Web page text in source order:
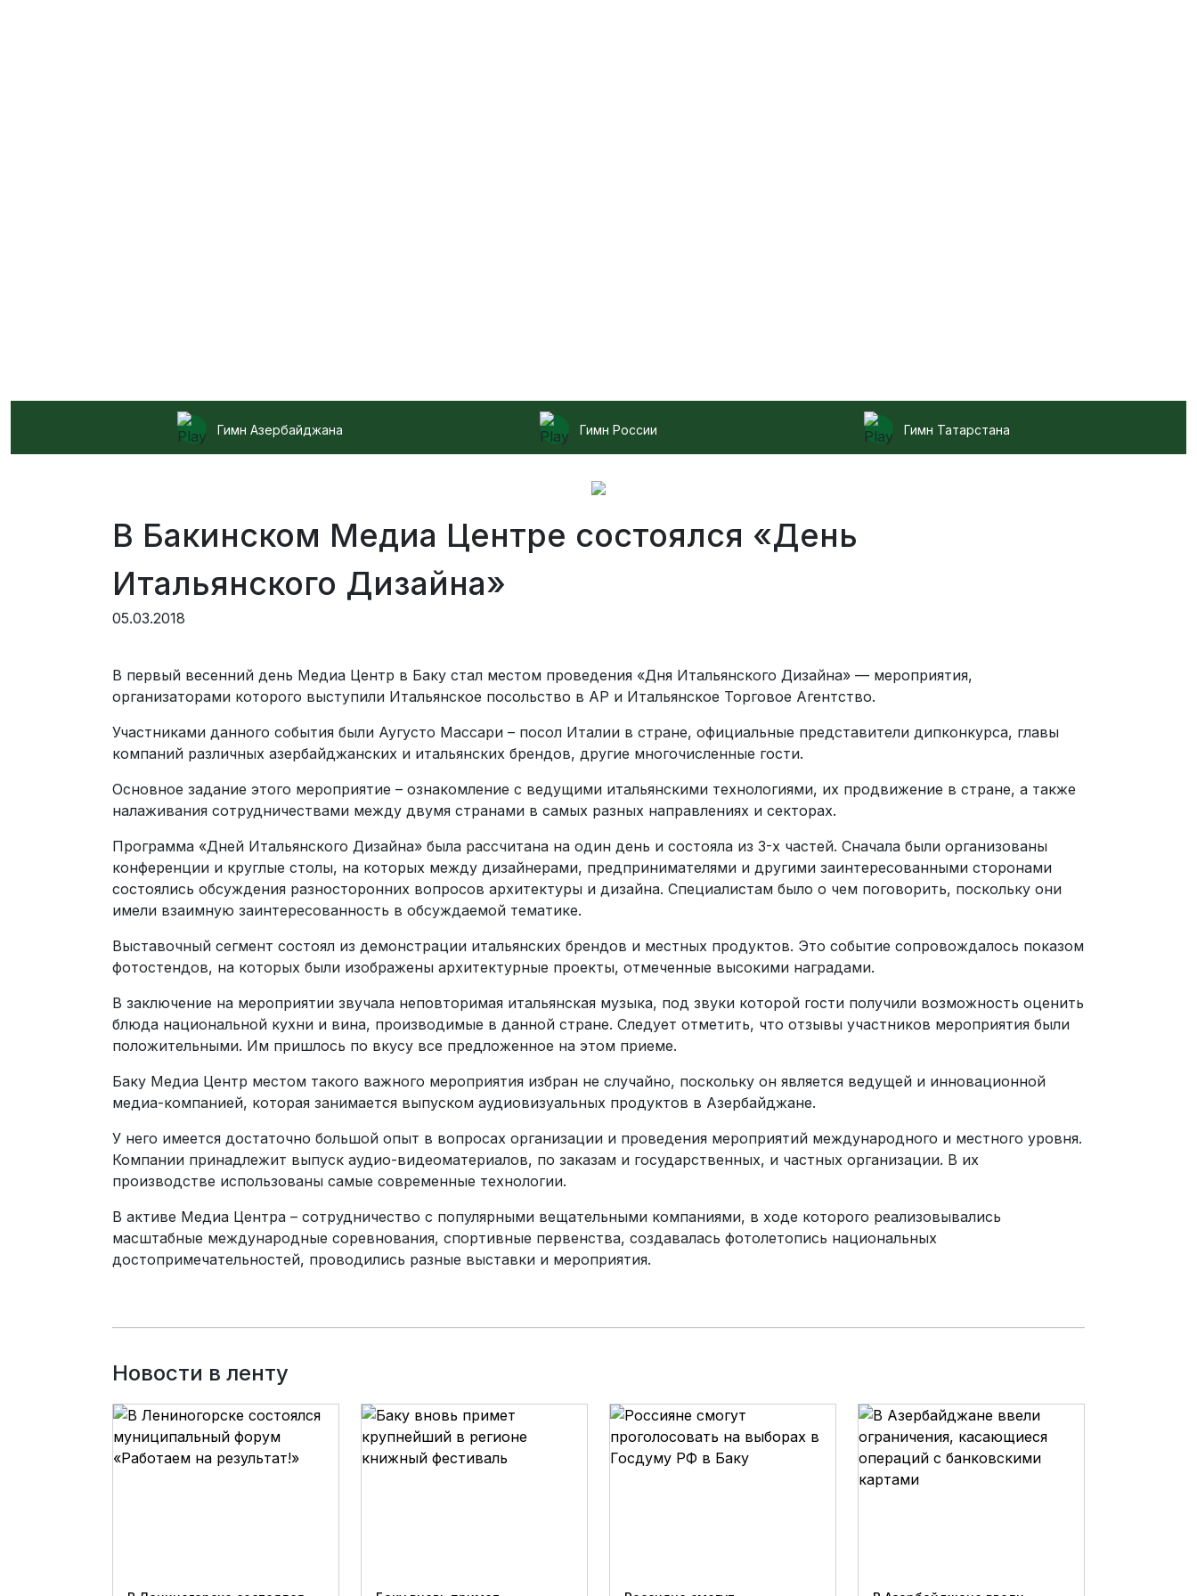
Гимн Азербайджана Гимн России Гимн Татарстана
В Бакинском Медиа Центре состоялся «День
Итальянского Дизайна»
05.03.2018
В первый весенний день Медиа Центр в Баку стал местом проведения «Дня Итальянского Дизайна» — мероприятия,
организаторами которого выступили Итальянское посольство в АР и Итальянское Торговое Агентство.
Участниками данного события были Аугусто Массари – посол Италии в стране, официальные представители дипконкурса, главы
компаний различных азербайджанских и итальянских брендов, другие многочисленные гости.
Основное задание этого мероприятие – ознакомление с ведущими итальянскими технологиями, их продвижение в стране, а также
налаживания сотрудничествами между двумя странами в самых разных направлениях и секторах.
Программа «Дней Итальянского Дизайна» была рассчитана на один день и состояла из 3-х частей. Сначала были организованы
конференции и круглые столы, на которых между дизайнерами, предпринимателями и другими заинтересованными сторонами
состоялись обсуждения разносторонних вопросов архитектуры и дизайна. Специалистам было о чем поговорить, поскольку они
имели взаимную заинтересованность в обсуждаемой тематике.
Выставочный сегмент состоял из демонстрации итальянских брендов и местных продуктов. Это событие сопровождалось показом
фотостендов, на которых были изображены архитектурные проекты, отмеченные высокими наградами.
В заключение на мероприятии звучала неповторимая итальянская музыка, под звуки которой гости получили возможность оценить
блюда национальной кухни и вина, производимые в данной стране. Следует отметить, что отзывы участников мероприятия были
положительными. Им пришлось по вкусу все предложенное на этом приеме.
Баку Медиа Центр местом такого важного мероприятия избран не случайно, поскольку он является ведущей и инновационной
медиа-компанией, которая занимается выпуском аудиовизуальных продуктов в Азербайджане.
У него имеется достаточно большой опыт в вопросах организации и проведения мероприятий международного и местного уровня.
Компании принадлежит выпуск аудио-видеоматериалов, по заказам и государственных, и частных организации. В их
производстве использованы самые современные технологии.
В активе Медиа Центра – сотрудничество с популярными вещательными компаниями, в ходе которого реализовывались
масштабные международные соревнования, спортивные первенства, создавалась фотолетопись национальных
достопримечательностей, проводились разные выставки и мероприятия.
Новости в ленту